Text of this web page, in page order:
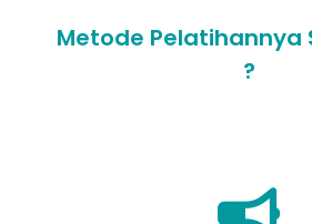
Metode Pelatihannya
?